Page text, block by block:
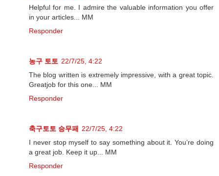
Helpful for me. I admire the valuable information you offer
in your articles... MM
Responder
농구 토토 22/7/25, 4:22
The blog written is extremely impressive, with a great topic.
Greatjob for this one... MM
Responder
축구토토 승무패 22/7/25, 4:22
I never stop myself to say something about it. You’re doing
a great job. Keep it up... MM
Responder